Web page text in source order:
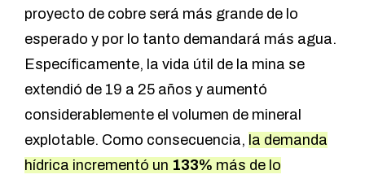
proyecto de cobre será más grande de lo
esperado y por lo tanto demandará más agua.
Específicamente, la vida útil de la mina se
extendió de 19 a 25 años y aumentó
considerablemente el volumen de mineral
explotable. Como consecuencia, la demanda
hídrica incrementó un 133% más de lo